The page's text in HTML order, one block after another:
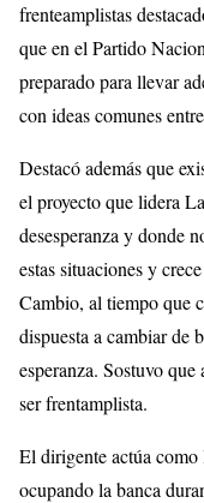
frenteamplistas
que en el Partido
preparado para llevar
con ideas comunes
Destacó además que
el proyecto que lidera
desesperanza y donde
estas situaciones y
Cambio, al tiempo que
dispuesta a cambiar de
esperanza. Sostuvo
ser frentamplista.
El dirigente actúa como
ocupando la banca